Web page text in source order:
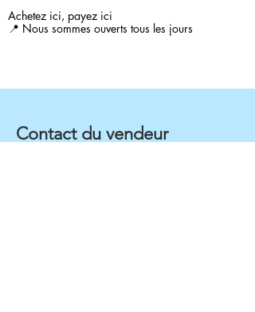
Achetez ici, payez ici
📍 Nous sommes ouverts tous les jours
Contact du vendeur